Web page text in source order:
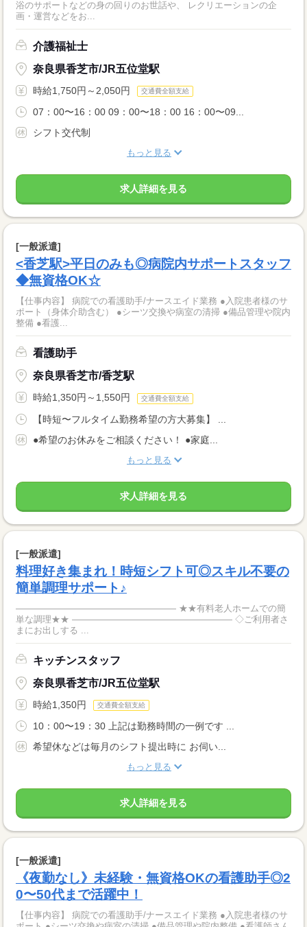
浴のサポートなどの身の回りのお世話や、 レクリエーションの企
画・運営などをお...
介護福祉士
奈良県香芝市/JR五位堂駅
時給1,750円～2,050円 交通費全額支給
07：00〜16：00 09：00〜18：00 16：00〜09...
シフト交代制
もっと見る
求人詳細を見る
[一般派遣]
<香芝駅>平日のみも◎病院内サポートスタッフ
◆無資格OK☆
【仕事内容】 病院での看護助手/ナースエイド業務 ●入院患者様のサ
ポート（身体介助含む） ●シーツ交換や病室の清掃 ●備品管理や院内
整備 ●看護...
看護助手
奈良県香芝市/香芝駅
時給1,350円～1,550円 交通費全額支給
【時短〜フルタイム勤務希望の方大募集】 ...
●希望のお休みをご相談ください！ ●家庭...
もっと見る
求人詳細を見る
[一般派遣]
料理好き集まれ！時短シフト可◎スキル不要の
簡単調理サポート♪
―――――――――――――――――― ★★有料老人ホームでの簡
単な調理★★ ―――――――――――――――――― ◇ご利用者さ
まにお出しする ...
キッチンスタッフ
奈良県香芝市/JR五位堂駅
時給1,350円 交通費全額支給
10：00〜19：30 上記は勤務時間の一例です ...
希望休などは毎月のシフト提出時に お伺い...
もっと見る
求人詳細を見る
[一般派遣]
《夜勤なし》未経験・無資格OKの看護助手◎2
0〜50代まで活躍中！
【仕事内容】 病院での看護助手/ナースエイド業務 ●入院患者様のサ